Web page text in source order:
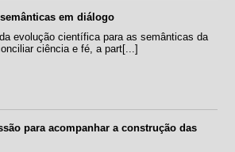
em diálogo
evolução científica para as semânticas da
ciência e fé, a part[...]
para acompanhar a construção das